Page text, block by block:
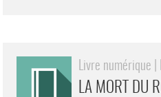
Livre numérique |
LA MORT DU